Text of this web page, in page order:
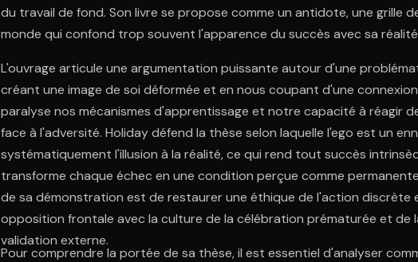
du travail de fond. Son livre se propose comme un antidote, une grille
monde qui confond trop souvent l'apparence du succès avec sa
L'ouvrage articule une argumentation puissante autour d'une
créant une image de soi déformée et en nous coupant d'une
paralyse nos mécanismes d'apprentissage et notre capacité à réagir
face à l'adversité. Holiday défend la thèse selon laquelle l'ego est un
systématiquement l'illusion à la réalité, ce qui rend tout succès
transforme chaque échec en une condition perçue comme
de sa démonstration est de restaurer une éthique de l'action discrète
opposition frontale avec la culture de la célébration prématurée et de
validation externe.
Pour comprendre la portée de sa thèse, il est essentiel d'analyser